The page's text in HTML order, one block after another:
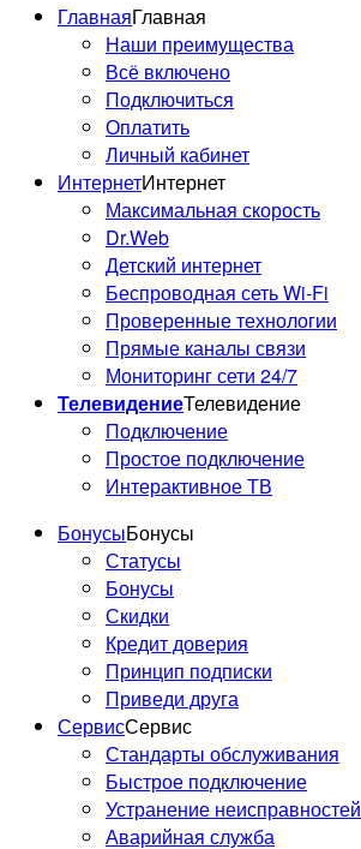
ГлавнаяГлавная
Наши преимущества
Всё включено
Подключиться
Оплатить
Личный кабинет
ИнтернетИнтернет
Максимальная скорость
Dr.Web
Детский интернет
Беспроводная сеть Wi-Fi
Проверенные технологии
Прямые каналы связи
Мониторинг сети 24/7
ТелевидениеТелевидение
Подключение
Простое подключение
Интерактивное ТВ
БонусыБонусы
Статусы
Бонусы
Скидки
Кредит доверия
Принцип подписки
Приведи друга
СервисСервис
Стандарты обслуживания
Быстрое подключение
Устранение неисправностей
Аварийная служба